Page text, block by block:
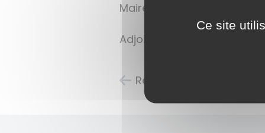
Maire : M. Sylvain REBEROL
Adjoints : Mauricette
Retour à la liste des
Ce site